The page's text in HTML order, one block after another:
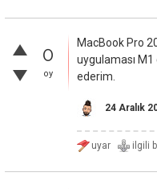
0
oy
MacBook Pro
uygulaması
ederim.
24 Aralık